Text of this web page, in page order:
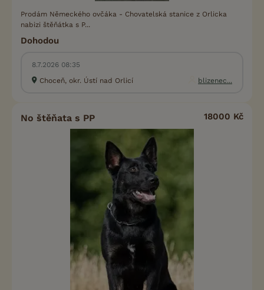
Prodám Německého ovčáka - Chovatelská stanice z Orlicka
nabizi štěňátka s P...
Dohodou
8.7.2026 08:35
Choceň, okr. Ústí nad Orlicí
blizenec...
No štěňata s PP 18000 Kč